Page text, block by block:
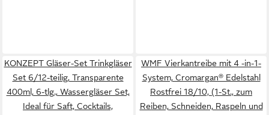
KONZEPT Gläser-Set Trinkgläser
Set 6/12-teilig, Transparente
400ml, 6-tlg., Wassergläser Set,
Ideal für Saft, Cocktails,
WMF Vierkantreibe mit 4 -in-1-
System, Cromargan® Edelstahl
Rostfrei 18/10, (1-St., zum
Reiben, Schneiden, Raspeln und